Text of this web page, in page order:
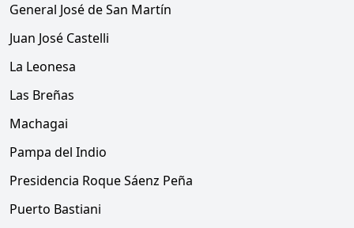
General José de San Martín
Juan José Castelli
La Leonesa
Las Breñas
Machagai
Pampa del Indio
Presidencia Roque Sáenz Peña
Puerto Bastiani